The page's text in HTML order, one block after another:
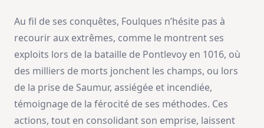
Au fil de ses conquêtes, Foulques n’hésite pas à
recourir aux extrêmes, comme le montrent ses
exploits lors de la bataille de Pontlevoy en 1016, où
des milliers de morts jonchent les champs, ou lors
de la prise de Saumur, assiégée et incendiée,
témoignage de la férocité de ses méthodes. Ces
actions, tout en consolidant son emprise, laissent